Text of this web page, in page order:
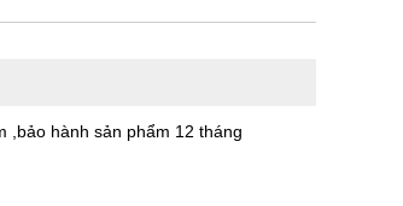
,bảo hành sản phẩm 12 tháng